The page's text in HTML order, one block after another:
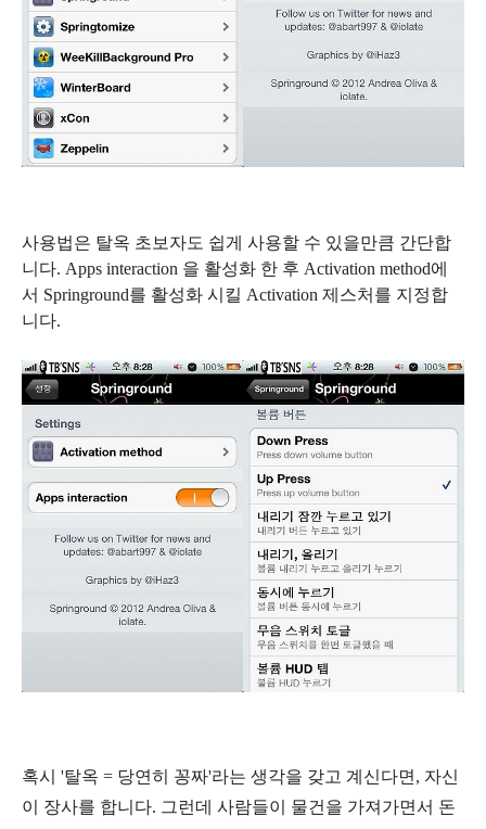
사용법은 탈옥 초보자도 쉽게 사용할 수 있을만큼 간단합
니다. Apps interaction 을 활성화 한 후 Activation method에
서 Springround를 활성화 시킬 Activation 제스처를 지정합
니다.
혹시 '탈옥 = 당연히 꽁짜'라는 생각을 갖고 계신다면, 자신
이 장사를 합니다. 그런데 사람들이 물건을 가져가면서 돈